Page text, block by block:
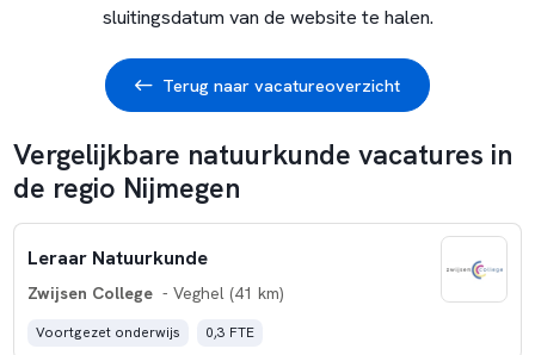
sluitingsdatum van de website te halen.
Terug naar vacatureoverzicht
Vergelijkbare natuurkunde vacatures in
de regio Nijmegen
Leraar Natuurkunde
Zwijsen College - Veghel (41 km)
Voortgezet onderwijs 0,3 FTE